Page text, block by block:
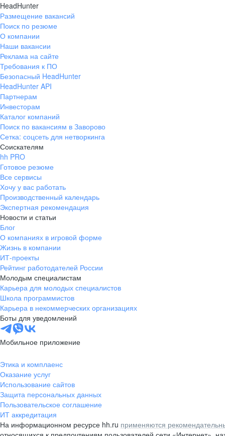
HeadHunter
Размещение вакансий
Поиск по резюме
О компании
Наши вакансии
Реклама на сайте
Требования к ПО
Безопасный HeadHunter
HeadHunter API
Партнерам
Инвесторам
Каталог компаний
Поиск по вакансиям в Заворово
Сетка: соцсеть для нетворкинга
Соискателям
hh PRO
Готовое резюме
Все сервисы
Хочу у вас работать
Производственный календарь
Экспертная рекомендация
Новости и статьи
Блог
О компаниях в игровой форме
Жизнь в компании
ИТ-проекты
Рейтинг работодателей России
Молодым специалистам
Карьера для молодых специалистов
Школа программистов
Карьера в некоммерческих организациях
Боты для уведомлений
Мобильное приложение
Этика и комплаенс
Оказание услуг
Использование сайтов
Защита персональных данных
Пользовательское соглашение
ИТ аккредитация
На информационном ресурсе hh.ru применяются